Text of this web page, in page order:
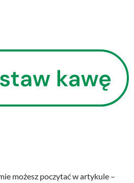
możesz poczytać w artykule –